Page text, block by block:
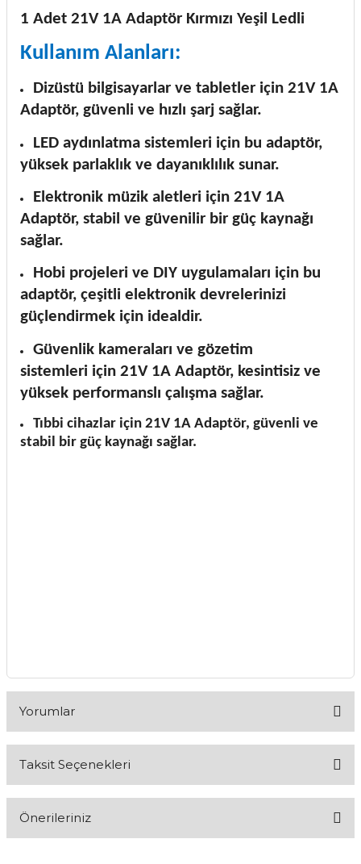
1 Adet 21V 1A Adaptör Kırmızı Yeşil Ledli
Kullanım Alanları:
Dizüstü bilgisayarlar ve tabletler için 21V 1A
Adaptör, güvenli ve hızlı şarj sağlar.
LED aydınlatma sistemleri için bu adaptör,
yüksek parlaklık ve dayanıklılık sunar.
Elektronik müzik aletleri için 21V 1A
Adaptör, stabil ve güvenilir bir güç kaynağı
sağlar.
Hobi projeleri ve DIY uygulamaları için bu
adaptör, çeşitli elektronik devrelerinizi
güçlendirmek için idealdir.
Güvenlik kameraları ve gözetim
sistemleri için 21V 1A Adaptör, kesintisiz ve
yüksek performanslı çalışma sağlar.
Tıbbi cihazlar için 21V 1A Adaptör, güvenli ve
stabil bir güç kaynağı sağlar.
Yorumlar
Taksit Seçenekleri
Önerileriniz